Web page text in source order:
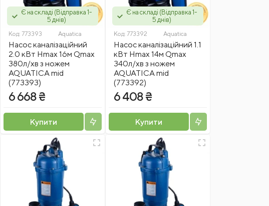
Є на складі (Відправка 1-
5 днів)
Код: 773393 Aquatica
Насос каналізаційний
2.0 кВт Hmax 16м Qmax
380л/хв з ножем
AQUATICA mid
(773393)
6 668 ₴
Купити
Є на складі (Відправка 1-
5 днів)
Код: 773392 Aquatica
Насос каналізаційний 1.1
кВт Hmax 14м Qmax
340л/хв з ножем
AQUATICA mid
(773392)
6 408 ₴
Купити